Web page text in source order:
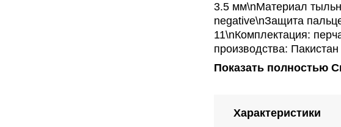
3.5 мм\nМатериал
negative\nЗащита
11\nКомплектация:
производства: Пакистан
Показать полностью
Характеристики